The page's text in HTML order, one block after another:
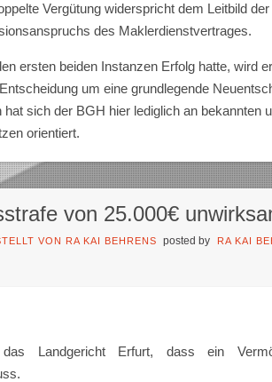
Vergütung widerspricht dem Leitbild der
des Maklerdienstvertrages.
ersten beiden Instanzen Erfolg hatte, wird
um eine grundlegende
sich der BGH hier lediglich an bekannten
orientiert.
von 25.000€
VON RA KAI BEHRENS posted by RA KAI
Landgericht Erfurt, dass ein